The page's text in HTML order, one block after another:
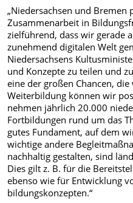
„Niedersachsen und
Zusammenarbeit in
zielführend, dass wir gerade
zunehmend digitalen Welt
Niedersachsens
und Konzepte zu teilen und
eine der großen Chancen,
Weiterbildung können wir
nehmen jährlich 20.000
Fortbildungen rund um das
gutes Fundament, auf dem
wichtige andere
nachhaltig gestalten, sind
Dies gilt z. B. für die
ebenso wie für Entwicklung
bildungskonzepten.“